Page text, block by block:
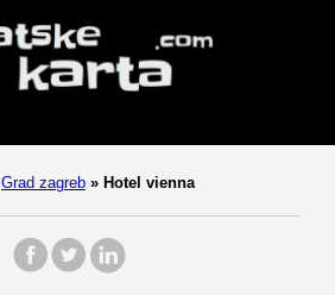
Grad zagreb » Hotel vienna